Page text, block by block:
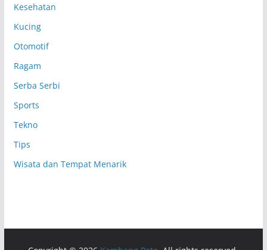
Kesehatan
Kucing
Otomotif
Ragam
Serba Serbi
Sports
Tekno
Tips
Wisata dan Tempat Menarik